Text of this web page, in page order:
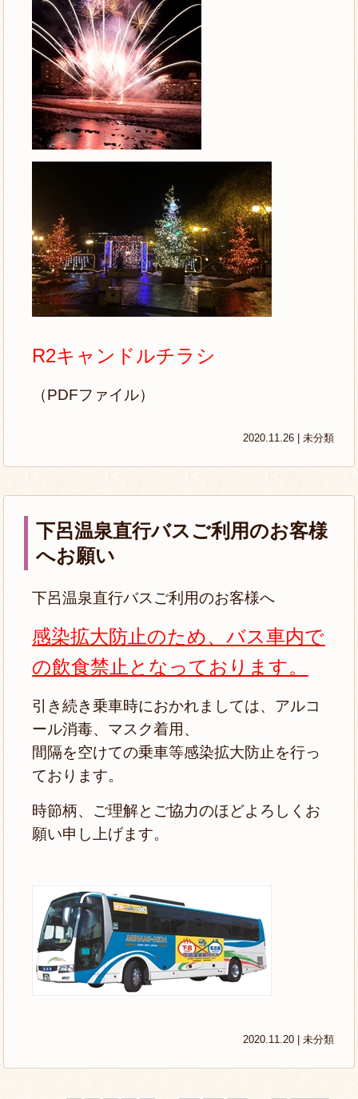
R2キャンドルチラシ
（PDFファイル）
2020.11.26 | 未分類
下呂温泉直行バスご利用のお客様
へお願い
下呂温泉直行バスご利用のお客様へ
感染拡大防止のため、バス車内で
の飲食禁止となっております。
引き続き乗車時におかれましては、アルコ
ール消毒、マスク着用、
間隔を空けての乗車等感染拡大防止を行っ
ております。
時節柄、ご理解とご協力のほどよろしくお
願い申し上げます。
2020.11.20 | 未分類